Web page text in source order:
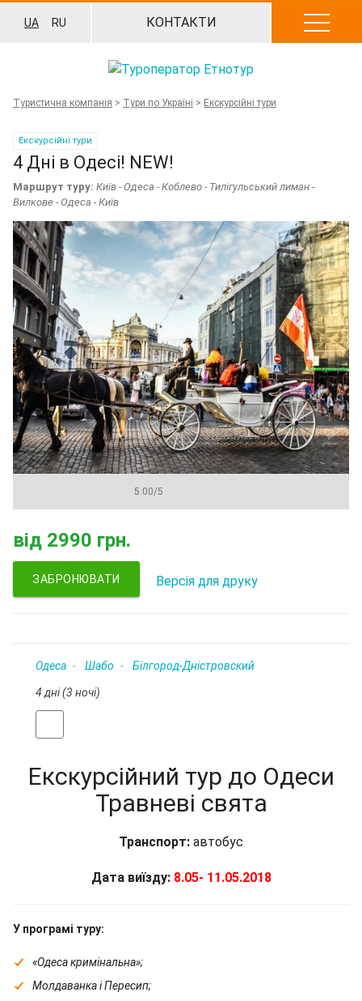
UA RU КОНТАКТИ
Туристична компанія > Тури по Україні > Екскурсійні тури
Екскурсійні тури
4 Дні в Одесі! NEW!
Маршрут туру: Київ - Одеса - Коблево - Тилігульський лиман -
Вилкове - Одеса - Київ
5.00/5
від 2990 грн.
ЗАБРОНЮВАТИ Версія для друку
Одеса Шабо Білгород-Дністровский
4 дні (3 ночі)
Екскурсійний тур до Одеси
Травневі свята
Транспорт: автобус
Дата виїзду: 8.05- 11.05.2018
У програмі туру:
«Одеса кримінальна»;
Молдаванка і Пересип;